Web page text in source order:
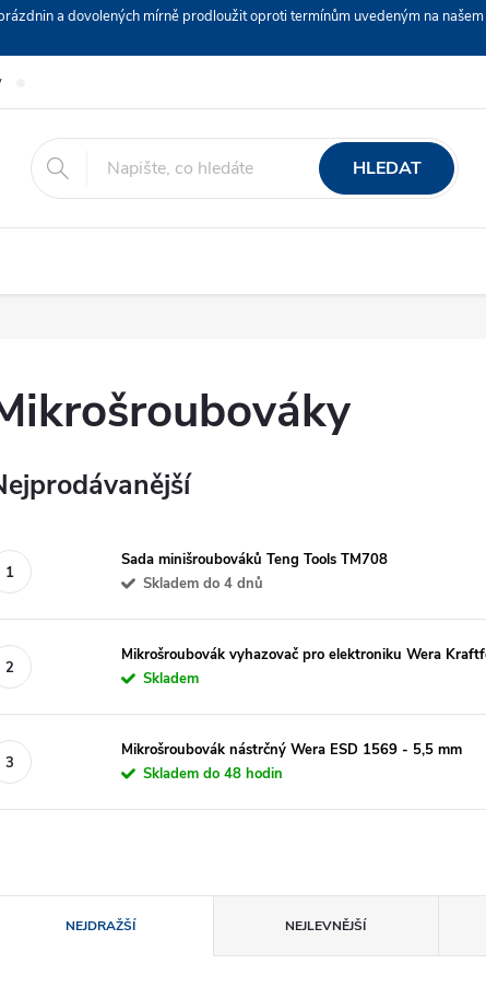
a dovolených mírně prodloužit oproti termínům uvedeným na
HLEDAT
Sada minišroubováků Teng Tools TM708
Skladem do 4 dnů
Mikrošroubovák vyhazovač pro elektroniku Wera
Skladem
Mikrošroubovák nástrčný Wera ESD 1569 - 5,5 mm
Skladem do 48 hodin
NEJDRAŽŠÍ NEJLEVNĚJŠÍ